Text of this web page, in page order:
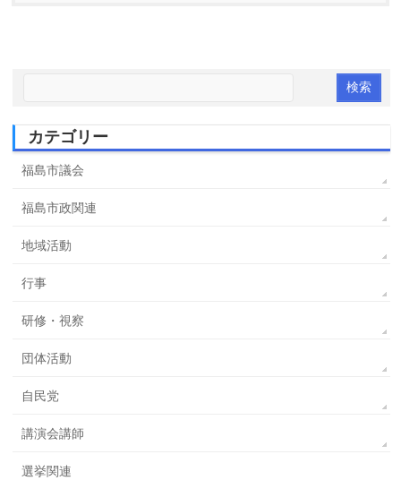
カテゴリー
福島市議会
福島市政関連
地域活動
行事
研修・視察
団体活動
自民党
講演会講師
選挙関連